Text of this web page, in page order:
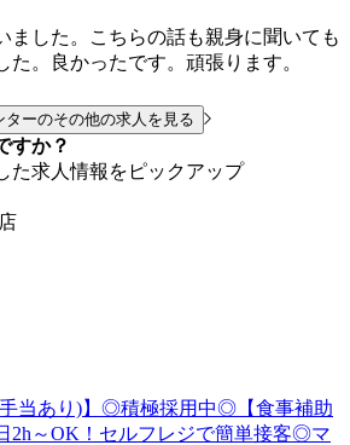
ました。こちらの話も親身に聞いても
た。良かったです。頑張ります。
ーのその他の求人を見る
すか？
た求人情報をピックアップ
手当あり)】◎積極採用中◎【食事補助
2h～OK！セルフレジで簡単接客◎マ